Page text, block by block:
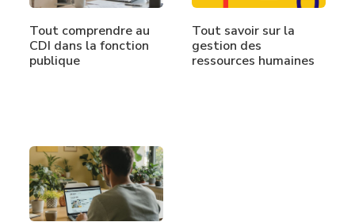
Tout comprendre au
CDI dans la fonction
publique
Tout savoir sur la
gestion des
ressources humaines